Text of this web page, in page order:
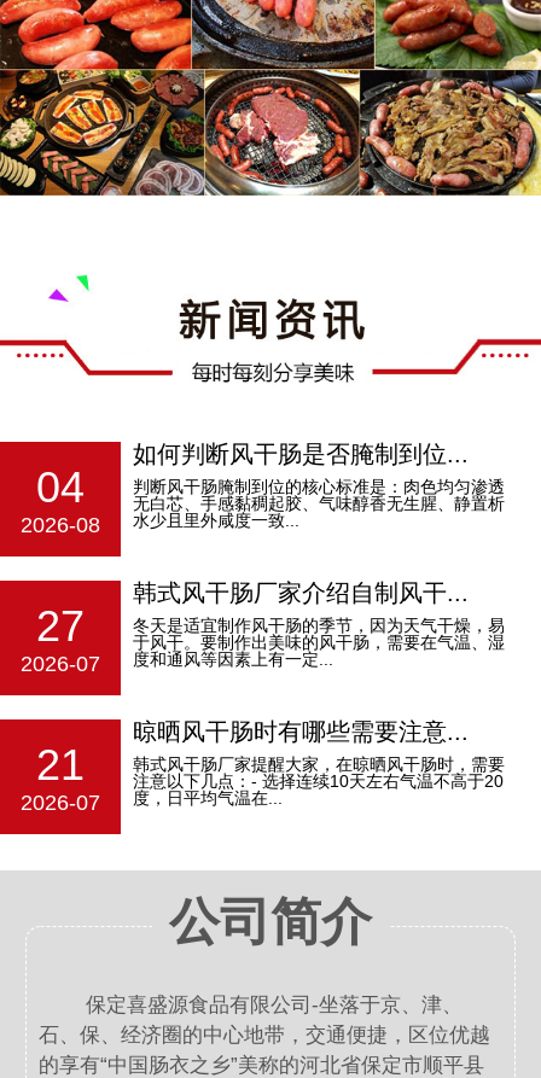
04
2026-08
如何判断风干肠是否腌制到位...
判断风干肠腌制到位的核心标准是：‌肉色均匀渗透
无白芯、手感黏稠起胶、气味醇香无生腥、静置析
水少且里外咸度一致‌...
27
2026-07
韩式风干肠厂家介绍自制风干...
冬天是适宜制作风干肠的季节，因为天气干燥，易
于风干。要制作出美味的风干肠，需要在气温、湿
度和通风等因素上有一定...
21
2026-07
晾晒风干肠时有哪些需要注意...
韩式风干肠厂家提醒大家，在晾晒风干肠时，需要
注意以下几点：- 选择连续10天左右气温不高于20
度，日平均气温在...
公司简介
保定喜盛源食品有限公司-坐落于京、津、
石、保、经济圈的中心地带，交通便捷，区位优越
的享有“中国肠衣之乡”美称的河北省保定市顺平县